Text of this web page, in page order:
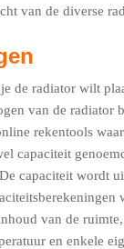
van de diverse
de radiator wilt
van de radiator
rekentools
capaciteit
capaciteit wordt
van de
en enkele